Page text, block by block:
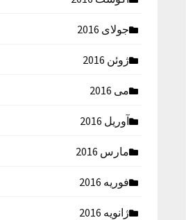
جولای 2016
ژوئن 2016
می 2016
آوریل 2016
مارس 2016
فوریه 2016
ژانویه 2016